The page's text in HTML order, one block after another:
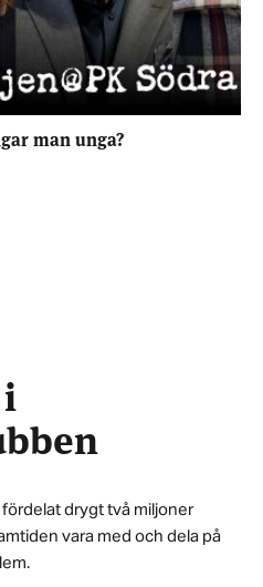
man unga?
drygt två miljoner
vara med och dela på